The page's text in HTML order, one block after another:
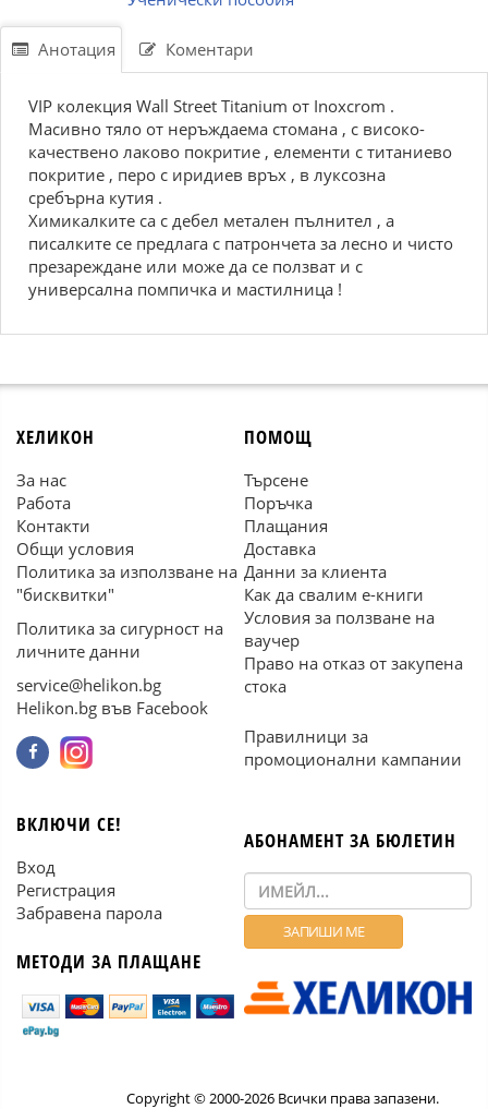
Анотация Коментари
VIP колекция Wall Street Titanium от Inoxcrom .
Масивно тяло от неръждаема стомана , с високо-
качествено лаково покритие , елементи с титаниево
покритие , перо с иридиев връх , в луксозна
сребърна кутия .
Химикалките са с дебел метален пълнител , а
писалките се предлага с патрончета за лесно и чисто
презареждане или може да се ползват и с
универсална помпичка и мастилница !
ХЕЛИКОН
За нас
Работа
Контакти
Общи условия
Политика за използване на
"бисквитки"
Политика за сигурност на
личните данни
service@helikon.bg
Helikon.bg във Facebook
ПОМОЩ
Търсене
Поръчка
Плащания
Доставка
Данни за клиента
Как да свалим е-книги
Условия за ползване на
ваучер
Право на отказ от закупена
стока
Правилници за
промоционални кампании
ВКЛЮЧИ СЕ!
Вход
Регистрация
Забравена парола
МЕТОДИ ЗА ПЛАЩАНЕ
АБОНАМЕНТ ЗА БЮЛЕТИН
Copyright © 2000-2026 Всички права запазени.